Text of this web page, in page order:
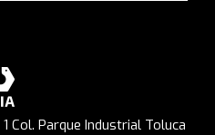
Col. Parque Industrial Toluca